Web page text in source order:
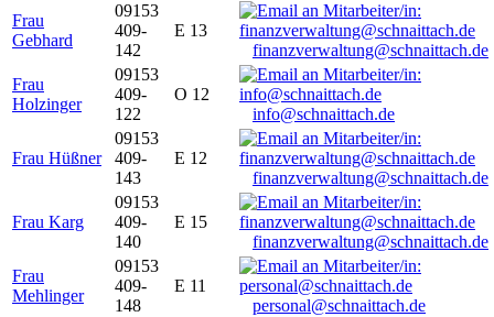
Frau
Gebhard
09153
409-
142
E 13
finanzverwaltung@schnaittach.de
Frau
Holzinger
09153
409-
122
O 12
info@schnaittach.de
Frau Hüßner
09153
409-
143
E 12
finanzverwaltung@schnaittach.de
Frau Karg
09153
409-
140
E 15
finanzverwaltung@schnaittach.de
Frau
Mehlinger
09153
409-
148
E 11
personal@schnaittach.de